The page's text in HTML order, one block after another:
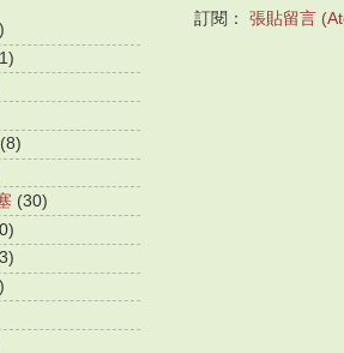
訂閱： 張貼留言
(8)
(30)